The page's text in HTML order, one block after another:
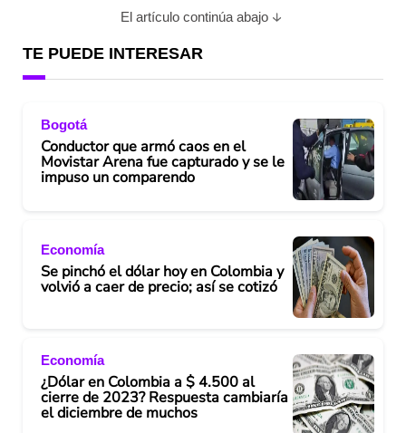
El artículo continúa abajo
TE PUEDE INTERESAR
Bogotá
Conductor que armó caos en el
Movistar Arena fue capturado y se le
impuso un comparendo
Economía
Se pinchó el dólar hoy en Colombia y
volvió a caer de precio; así se cotizó
Economía
¿Dólar en Colombia a $ 4.500 al
cierre de 2023? Respuesta cambiaría
el diciembre de muchos